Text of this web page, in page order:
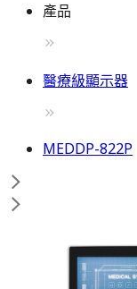
產品
醫療級顯示器
MEDDP-822P